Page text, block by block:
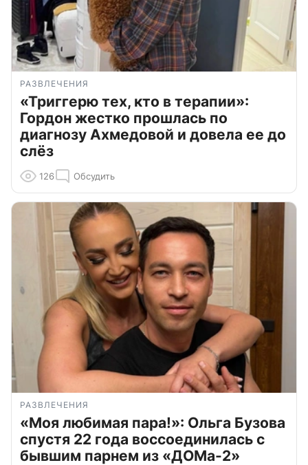
РАЗВЛЕЧЕНИЯ
«Триггерю тех, кто в терапии»:
Гордон жестко прошлась по
диагнозу Ахмедовой и довела ее до
слёз
126 Обсудить
РАЗВЛЕЧЕНИЯ
«Моя любимая пара!»: Ольга Бузова
спустя 22 года воссоединилась с
бывшим парнем из «ДОМа-2»